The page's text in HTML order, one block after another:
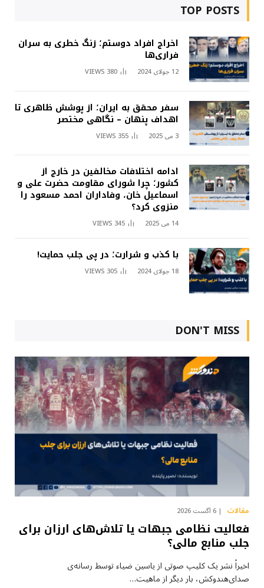
TOP POSTS
اخراج افراد دوستم؛ زنگ خطری به سران
فراری‌ها
12 جولای 2024 380
VIEWS
سفر محقق به ایران؛ از پوشش ظاهری تا
اهداف پنهان – نگاهی مختصر
3 می 2025 355
VIEWS
ادامه اختلافات مخالفین در خارج از
کشور؛ چرا شورای مقاومت حضرت علی و
اسماعیل خان، وفاداران احمد مسعود را
منزوی کرد؟
14 می 2025 345
VIEWS
با کذب و شرارت؛ در پی جلب حمایت!
18 جولای 2024 305
VIEWS
DON'T MISS
مقالات 6 آگست 2026
فعالیت نظامی جبهات یا تلاش‌های ارزان برای
جلب منابع مالی؟
اخیراً نشر یک کلیپ صوتی از یاسین ضیاء توسط رسانه‌ی
صدای‌هندوکش، بار دیگر از ماهیت…